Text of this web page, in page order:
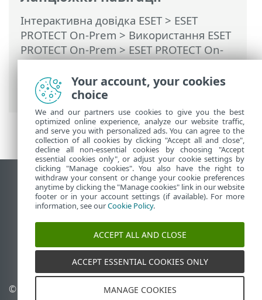
Інтерактивна довідка ESET> ESET
PROTECT On-Prem > Використання ESET
PROTECT On-Prem>ESET PROTECT On-
Prem Головне меню>Завдання>
Завдання сервера> Перейменувати
комп’ютери
Переглянути повну версію
End of Life
База знань ESET
ESET Status Portal
Регіональна підтримка
© 1992 - 2026 ESET, spol. s
Керувати файлами cookie
Your account, your cookies
choice
We and our partners use cookies to give you the best
optimized online experience, analyze our website traffic,
and serve you with personalized ads. You can agree to the
collection of all cookies by clicking "Accept all and close",
decline all non-essential cookies by choosing "Accept
essential cookies only", or adjust your cookie settings by
clicking "Manage cookies". You also have the right to
withdraw your consent or change your cookie preferences
anytime by clicking the "Manage cookies" link in our website
footer or in your account settings (if available). For more
information, see ourCookie Policy.
ACCEPT ALL AND CLOSE
ACCEPT ESSENTIAL COOKIES ONLY
MANAGE COOKIES